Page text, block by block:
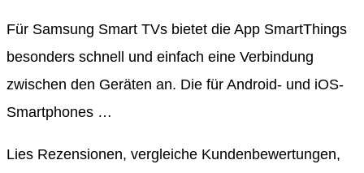
Für Samsung Smart TVs bietet die App SmartThings
besonders schnell und einfach eine Verbindung
zwischen den Geräten an. Die für Android- und iOS-
Smartphones …
Lies Rezensionen, vergleiche Kundenbewertungen,